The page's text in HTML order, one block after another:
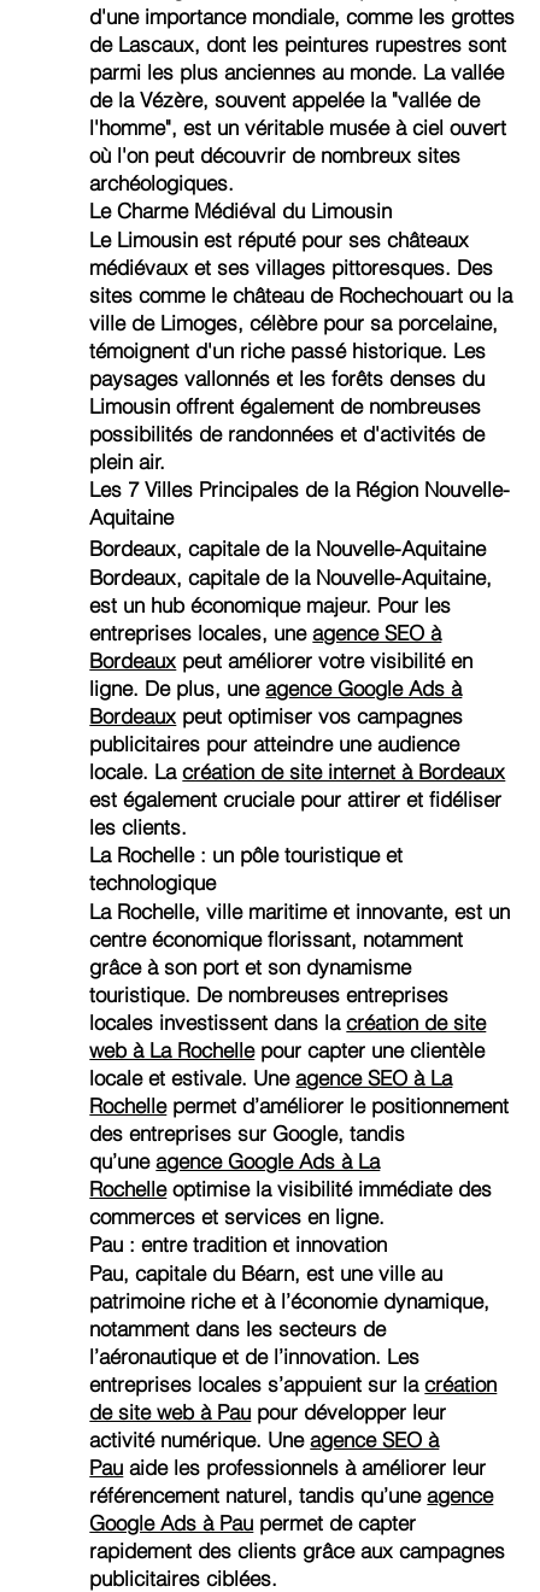
d'une importance mondiale, comme les grottes
de Lascaux, dont les peintures rupestres sont
parmi les plus anciennes au monde. La vallée
de la Vézère, souvent appelée la "vallée de
l'homme", est un véritable musée à ciel ouvert
où l'on peut découvrir de nombreux sites
archéologiques.
Le Charme Médiéval du Limousin
Le Limousin est réputé pour ses châteaux
médiévaux et ses villages pittoresques. Des
sites comme le château de Rochechouart ou la
ville de Limoges, célèbre pour sa porcelaine,
témoignent d'un riche passé historique. Les
paysages vallonnés et les forêts denses du
Limousin offrent également de nombreuses
possibilités de randonnées et d'activités de
plein air.
Les 7 Villes Principales de la Région Nouvelle-
Aquitaine
Bordeaux, capitale de la Nouvelle-Aquitaine
Bordeaux, capitale de la Nouvelle-Aquitaine,
est un hub économique majeur. Pour les
entreprises locales, uneagence SEO à
Bordeaux peut améliorer votre visibilité en
ligne. De plus, uneagence Google Ads à
Bordeaux peut optimiser vos campagnes
publicitaires pour atteindre une audience
locale. Lacréation de site internet à Bordeaux
est également cruciale pour attirer et fidéliser
les clients.
La Rochelle : un pôle touristique et
technologique
La Rochelle, ville maritime et innovante, est un
centre économique florissant, notamment
grâce à son port et son dynamisme
touristique. De nombreuses entreprises
locales investissent dans lacréation de site
web à La Rochellepour capter une clientèle
locale et estivale. Uneagence SEO à La
Rochellepermet d’améliorer le positionnement
des entreprises sur Google, tandis
qu’uneagence Google Ads à La
Rochelleoptimise la visibilité immédiate des
commerces et services en ligne.
Pau : entre tradition et innovation
Pau, capitale du Béarn, est une ville au
patrimoine riche et à l’économie dynamique,
notamment dans les secteurs de
l’aéronautique et de l’innovation. Les
entreprises locales s’appuient sur lacréation
de site web à Pau pour développer leur
activité numérique. Uneagence SEO à
Pau aide les professionnels à améliorer leur
référencement naturel, tandis qu’uneagence
Google Ads à Pau permet de capter
rapidement des clients grâce aux campagnes
publicitaires ciblées.